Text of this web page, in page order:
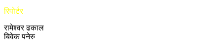
रिपोर्टर
रामेश्वर ढकाल
बिवेक पनेरु